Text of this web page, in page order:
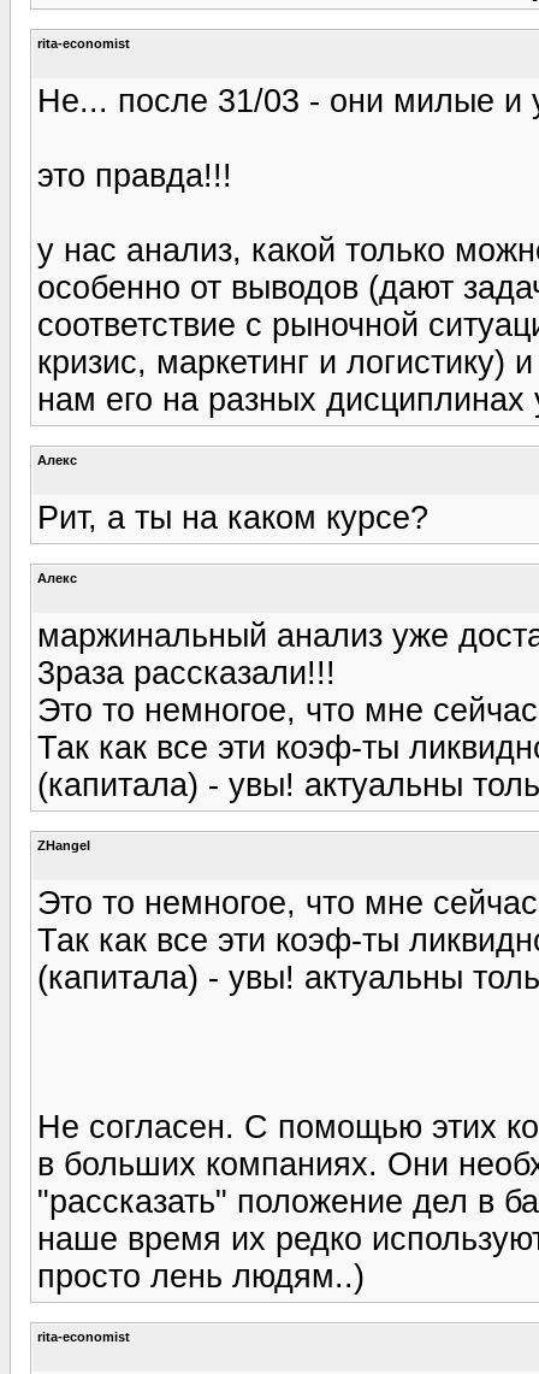
rita-economist
Не... после 31/03 - они милые и
это правда!!!
у нас анализ, какой только
особенно от выводов (дают
соответствие с рыночной
кризис, маркетинг и
нам его на разных дисциплинах
Алекс
Рит, а ты на каком курсе?
Алекс
маржинальный анализ уже
3раза рассказали!!!
Это то немногое, что мне
Так как все эти коэф-ты
(капитала) - увы! актуальны
ZHangel
Это то немногое, что мне
Так как все эти коэф-ты
(капитала) - увы! актуальны
Не согласен. С помощью этих
в больших компаниях. Они
"рассказать" положение дел
наше время их редко
просто лень людям..)
rita-economist